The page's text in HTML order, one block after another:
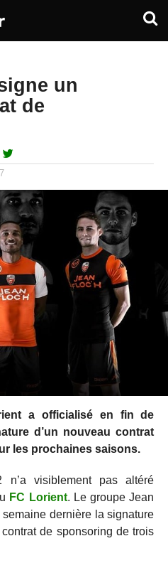
un
de
a officialisé en fin de
d’un nouveau contrat
les prochaines saisons.
visiblement pas altéré
FC Lorient. Le groupe Jean
semaine dernière la signature
de sponsoring de trois